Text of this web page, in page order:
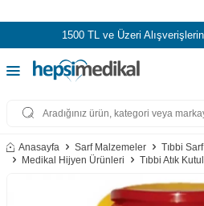
1500 TL ve Üzeri
Anasayfa Sarf Malzemeler
Tıbbi
Medikal Hijyen Ürünleri
Tıbbi Atık